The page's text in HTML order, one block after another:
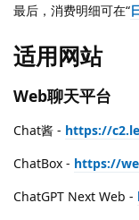
最后，消费明细可在“
适用网站
Web聊天平台
Chat酱 - https://
ChatBox - https://
ChatGPT Next Web -